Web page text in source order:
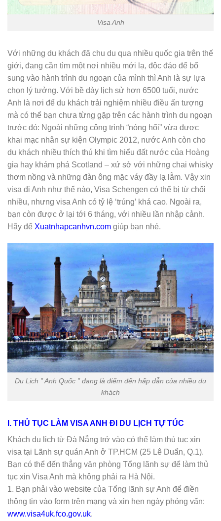
Visa Anh
Với những du khách đã chu du qua nhiều quốc gia trên thế
giới, đang cần tìm một nơi nhiều mới lạ, độc đáo để bổ
sung vào hành trình du ngoạn của mình thì Anh là sự lựa
chọn lý tưởng. Với bề dày lịch sử hơn 6500 tuổi, nước
Anh là nơi để du khách trải nghiệm nhiều điều ấn tượng
mà có thể bạn chưa từng gặp trên các hành trình du ngoạn
trước đó: Ngoài những công trình “nóng hổi” vừa được
khai mạc nhân sự kiện Olympic 2012, nước Anh còn cho
du khách nhiều thích thú khi tìm hiểu đất nước của Hoàng
gia hay khám phá Scotland – xứ sở với những chai whisky
thơm nồng và những đàn ông mặc váy đầy lạ lẫm. Vậy xin
visa đi Anh như thế nào, Visa Schengen có thể bị từ chối
nhiều, nhưng visa Anh có tỷ lệ ‘trúng’ khá cao. Ngoài ra,
bạn còn được ở lại tới 6 tháng, với nhiều lần nhập cảnh.
Hãy để Xuatnhapcanhvn.com giúp bạn nhé.
Du Lịch ” Anh Quốc ” đang là điểm đến hấp dẫn của nhiều du
khách
I. THỦ TỤC LÀM VISA ANH ĐI DU LỊCH TỰ TÚC
Khách du lịch từ Đà Nẵng trở vào có thể làm thủ tục xin
visa tại Lãnh sự quán Anh ở TP.HCM (25 Lê Duẩn, Q.1).
Bạn có thể đến thẳng văn phòng Tổng lãnh sự để làm thủ
tục xin Visa Anh mà không phải ra Hà Nội.
1. Bạn phải vào website của Tổng lãnh sự Anh để điền
thông tin vào form trên mạng và xin hẹn ngày phỏng vấn:
www.visa4uk.fco.gov.uk.